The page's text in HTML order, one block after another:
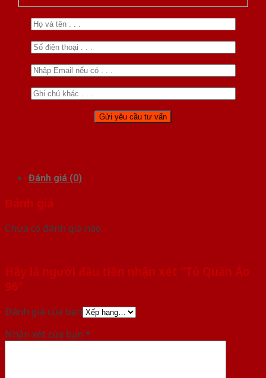
Đánh giá (0)
Đánh giá
Chưa có đánh giá nào.
Hãy là người đầu tiên nhận xét “Tủ Quần Áo
96”
Đánh giá của bạn
Nhận xét của bạn *